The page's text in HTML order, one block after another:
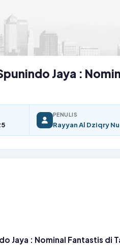
Jaya :
PENULIS
Rayyan Al Dziqry
Jaya : Nominal Fantastis di